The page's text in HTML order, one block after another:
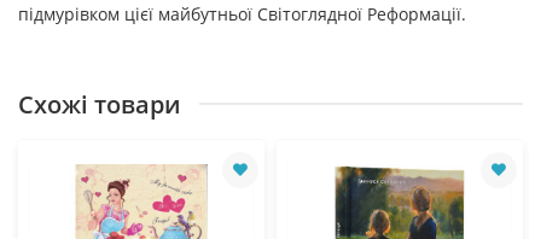
підмурівком цієї майбутньої Світоглядної Реформації.
Схожі товари